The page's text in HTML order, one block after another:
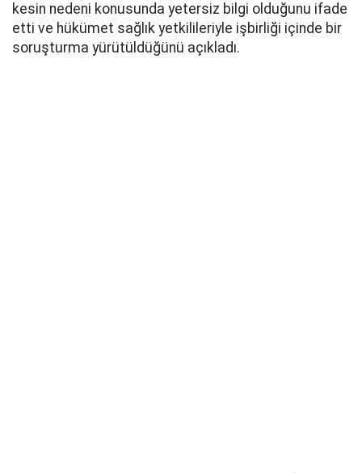
kesin nedeni konusunda yetersiz bilgi olduğunu ifade
etti ve hükümet sağlık yetkilileriyle işbirliği içinde bir
soruşturma yürütüldüğünü açıkladı.